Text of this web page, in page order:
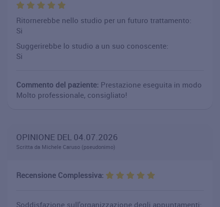
Ritornerebbe nello studio per un futuro trattamento:
Si
Suggerirebbe lo studio a un suo conoscente:
Si
Commento del paziente: Prestazione eseguita in modo
Molto professionale, consigliato!
OPINIONE DEL 04.07.2026
Scritta da Michele Caruso (pseudonimo)
Recensione Complessiva:
Soddisfazione sull'organizzazione degli appuntamenti: